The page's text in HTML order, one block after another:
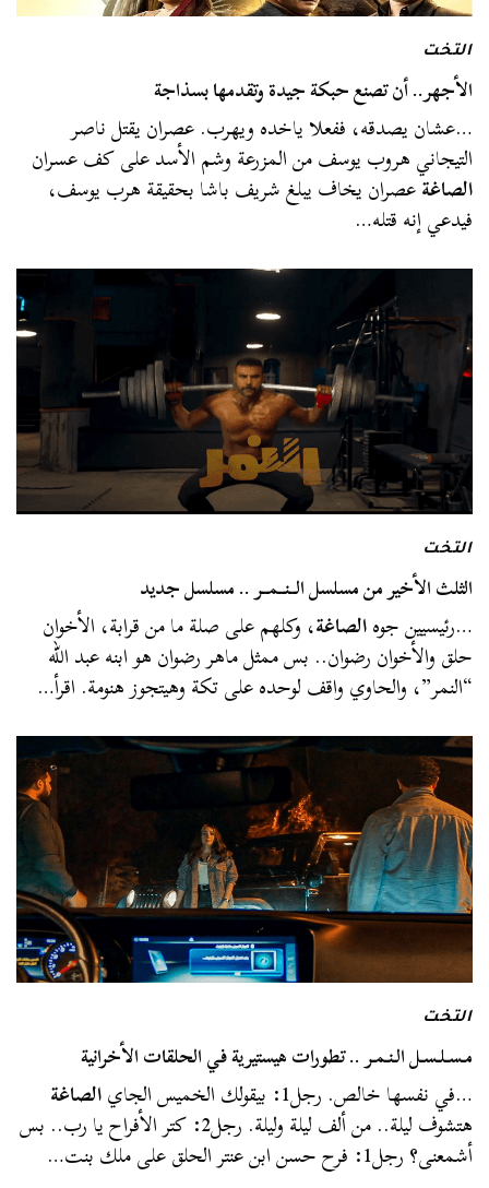
التخت
الأجهر.. أن تصنع حبكة جيدة وتقدمها بسذاجة
…عشان يصدقه، ففعلا ياخده ويهرب. عصران يقتل ناصر
التيجاني هروب يوسف من المزرعة وشم الأسد على كف عسران
الصاغةعصران يخاف يبلغ شريف باشا بحقيقة هرب يوسف،
فيدعي إنه قتله…
التخت
الثلث الأخير من مسلسل الــنــمــر .. مسلسل جديد
…رئيسيين جوهالصاغة، وكلهم على صلة ما من قرابة، الأخوان
حلق والأخوان رضوان.. بس ممثل ماهر رضوان هو ابنه عبد الله
“النمر”، والحاوي واقف لوحده على تكة وهيتجوز هنومة. اقرأ…
التخت
مـسـلـسـل الـنـمـر .. تطورات هيستيرية في الحلقات الأخرانية
…في نفسها خالص. رجل1: بيقولك الخميس الجاي الصاغة
هتشوف ليلة.. من ألف ليلة وليلة. رجل2: كتر الأفراح يا رب.. بس
أشمعنى؟ رجل1: فرح حسن ابن عنتر الحلق على ملك بنت…